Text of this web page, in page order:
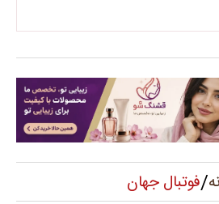
/فوتبال جهان